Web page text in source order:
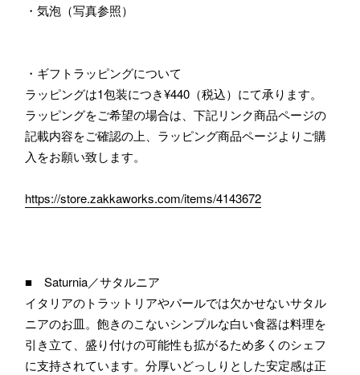
・気泡（写真参照）
・ギフトラッピングについて
ラッピングは1包装につき¥440（税込）にて承ります。
ラッピングをご希望の場合は、下記リンク商品ページの
記載内容をご確認の上、ラッピング商品ページよりご購
入をお願い致します。
https://store.zakkaworks.com/items/4143672
■ Saturnia／サタルニア
イタリアのトラットリアやバールでは欠かせないサタル
ニアのお皿。飽きのこないシンプルな白い食器は料理を
引き立て、盛り付けの可能性も拡がるため多くのシェフ
に支持されています。分厚いどっしりとした安定感は正